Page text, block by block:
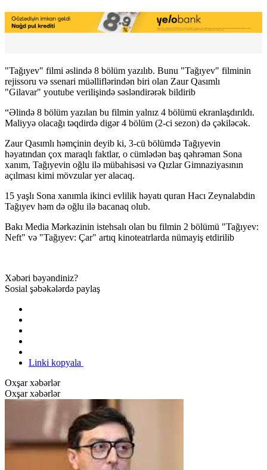
"Tağıyev" filmi əslində 8 bölüm yazılıb. Bunu "Tağıyev" filminin
rejissoru və ssenari müəlliflərindən biri olan Zaur Qasımlı
"Gilavar" youtube verilişində səsləndirərək bildirib
“Əlində 8 bölüm yazılan bu filmin yalnız 4 bölümü ekranlaşdırıldı.
Maliyyə olacağı təqdirdə digər 4 bölüm (2-ci sezon) də çəkiləcək.
Zaur Qasımlı həmçinin deyib ki, 3-cü bölümdə Tağıyevin
həyatından çox maraqlı faktlar, o cümlədən baş qəhrəman Sona
xanım, Tağıyevin oğlu ilə mübahisəsi və Qızlar Gimnaziyasının
açılması kimi mövzular yer alacaq.
15 yaşlı Sona xanımla ikinci evlilik həyatı quran Hacı Zeynalabdin
Tağıyev həm də oğlu ilə bacanaq olub.
Bakı Media Mərkəzinin istehsalı olan bu filmin 2 bölümü "Tağıyev:
Neft" və "Tağıyev: Çar" artıq kinoteatrlarda nümayiş etdirilib
Xəbəri bəyəndiniz?
Sosial şəbəkələrdə paylaş
Linki kopyala
Oxşar xəbərlər
Oxşar xəbərlər